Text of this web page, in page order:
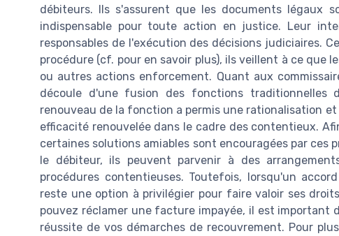
débiteurs. Ils s'assurent que les documents légaux
indispensable pour toute action en justice. Leur
responsables de l'exécution des décisions judiciaires.
procédure (cf. pour en savoir plus), ils veillent à ce que
ou autres actions enforcement. Quant aux
découle d'une fusion des fonctions traditionnelles
renouveau de la fonction a permis une rationalisation
efficacité renouvelée dans le cadre des contentieux.
certaines solutions amiables sont encouragées par
le débiteur, ils peuvent parvenir à des
procédures contentieuses. Toutefois, lorsqu'un
reste une option à privilégier pour faire valoir ses
pouvez réclamer une facture impayée, il est important
réussite de vos démarches de recouvrement. Pour